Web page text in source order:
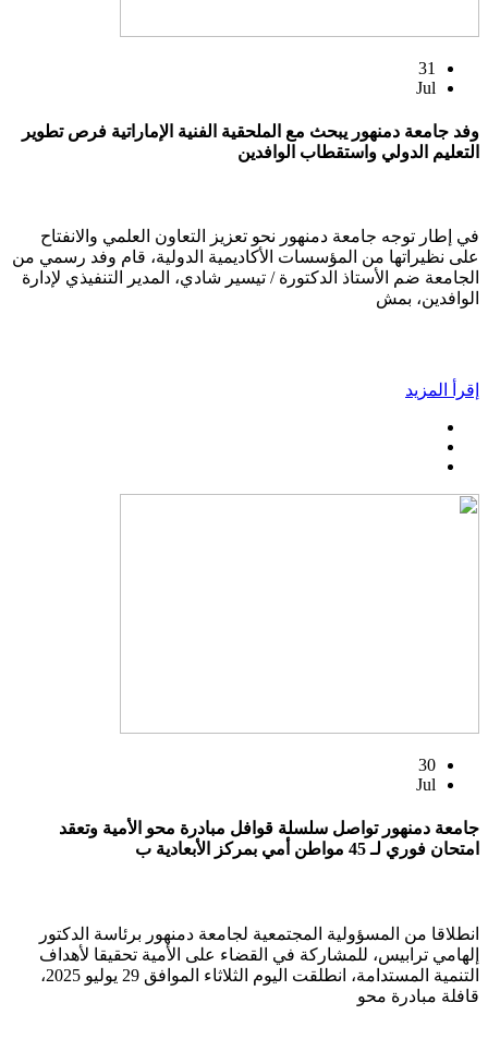
31
Jul
وفد جامعة دمنهور يبحث مع الملحقية الفنية الإماراتية فرص تطوير
التعليم الدولي واستقطاب الوافدين
في إطار توجه جامعة دمنهور نحو تعزيز التعاون العلمي والانفتاح
على نظيراتها من المؤسسات الأكاديمية الدولية، قام وفد رسمي من
الجامعة ضم الأستاذ الدكتورة / تيسير شادي، المدير التنفيذي لإدارة
الوافدين، بمش
إقرأ المزيد
30
Jul
جامعة دمنهور تواصل سلسلة قوافل مبادرة محو الأمية وتعقد
امتحان فوري لـ 45 مواطن أمي بمركز الأبعادية ب
انطلاقا من المسؤولية المجتمعية لجامعة دمنهور برئاسة الدكتور
إلهامي ترابيس، للمشاركة في القضاء على الأمية تحقيقا لأهداف
التنمية المستدامة، انطلقت اليوم الثلاثاء الموافق 29 يوليو 2025،
قافلة مبادرة محو